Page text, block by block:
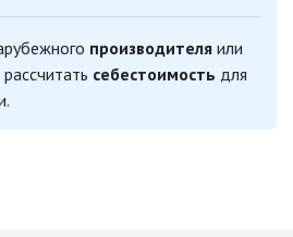
производителя или
себестоимость для